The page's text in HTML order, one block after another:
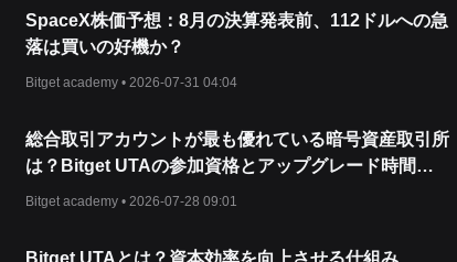
SpaceX株価予想：8月の決算発表前、112ドルへの急
落は買いの好機か？
Bitget academy • 2026-07-31 04:04
総合取引アカウントが最も優れている暗号資産取引所
は？Bitget UTAの参加資格とアップグレード時間
（2026年版ガイド）
Bitget academy • 2026-07-28 09:01
Bitget UTAとは？資本効率を向上させる仕組み